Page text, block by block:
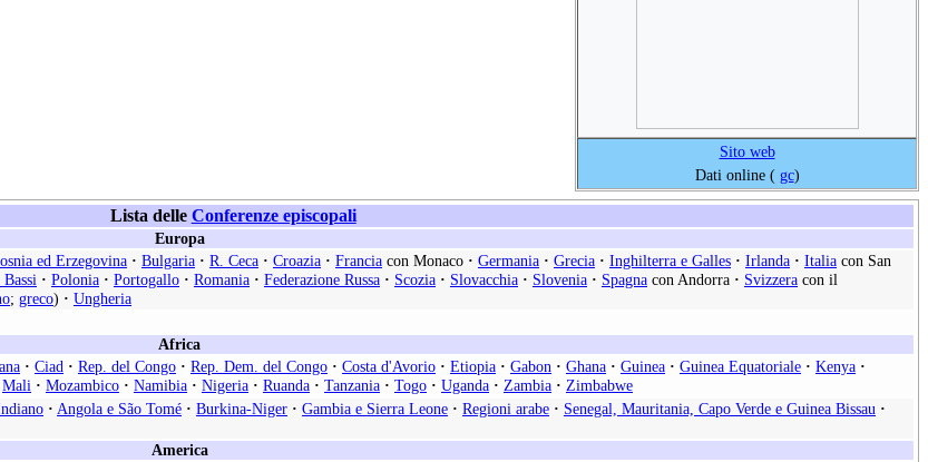
Sito web
Dati online ( gc)
Lista delle Conferenze episcopali
Europa
ed Erzegovina · Bulgaria · R. Ceca · Croazia · Francia con Monaco · Germania · Grecia · Inghilterra e Galles · Irlanda · Italia con San
Bassi · Polonia · Portogallo · Romania · Federazione Russa · Scozia · Slovacchia · Slovenia · Spagna con Andorra · Svizzera con il
; greco) · Ungheria
Africa
· Ciad · Rep. del Congo · Rep. Dem. del Congo · Costa d'Avorio · Etiopia · Gabon · Ghana · Guinea · Guinea Equatoriale · Kenya ·
Mali · Mozambico · Namibia · Nigeria · Ruanda · Tanzania · Togo · Uganda · Zambia · Zimbabwe
· Angola e São Tomé · Burkina-Niger · Gambia e Sierra Leone · Regioni arabe · Senegal, Mauritania, Capo Verde e Guinea Bissau ·
America